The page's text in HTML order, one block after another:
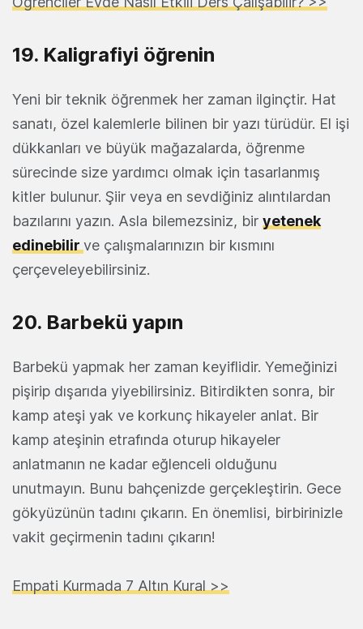
19. Kaligrafiyi öğrenin
Yeni bir teknik öğrenmek her zaman ilginçtir. Hat
sanatı, özel kalemlerle bilinen bir yazı türüdür. El işi
dükkanları ve büyük mağazalarda, öğrenme
sürecinde size yardımcı olmak için tasarlanmış
kitler bulunur. Şiir veya en sevdiğiniz alıntılardan
bazılarını yazın. Asla bilemezsiniz, bir yetenek
edinebilirve çalışmalarınızın bir kısmını
çerçeveleyebilirsiniz.
20. Barbekü yapın
Barbekü yapmak her zaman keyiflidir. Yemeğinizi
pişirip dışarıda yiyebilirsiniz. Bitirdikten sonra, bir
kamp ateşi yak ve korkunç hikayeler anlat. Bir
kamp ateşinin etrafında oturup hikayeler
anlatmanın ne kadar eğlenceli olduğunu
unutmayın. Bunu bahçenizde gerçekleştirin. Gece
gökyüzünün tadını çıkarın. En önemlisi, birbirinizle
vakit geçirmenin tadını çıkarın!
Empati Kurmada 7 Altın Kural >>